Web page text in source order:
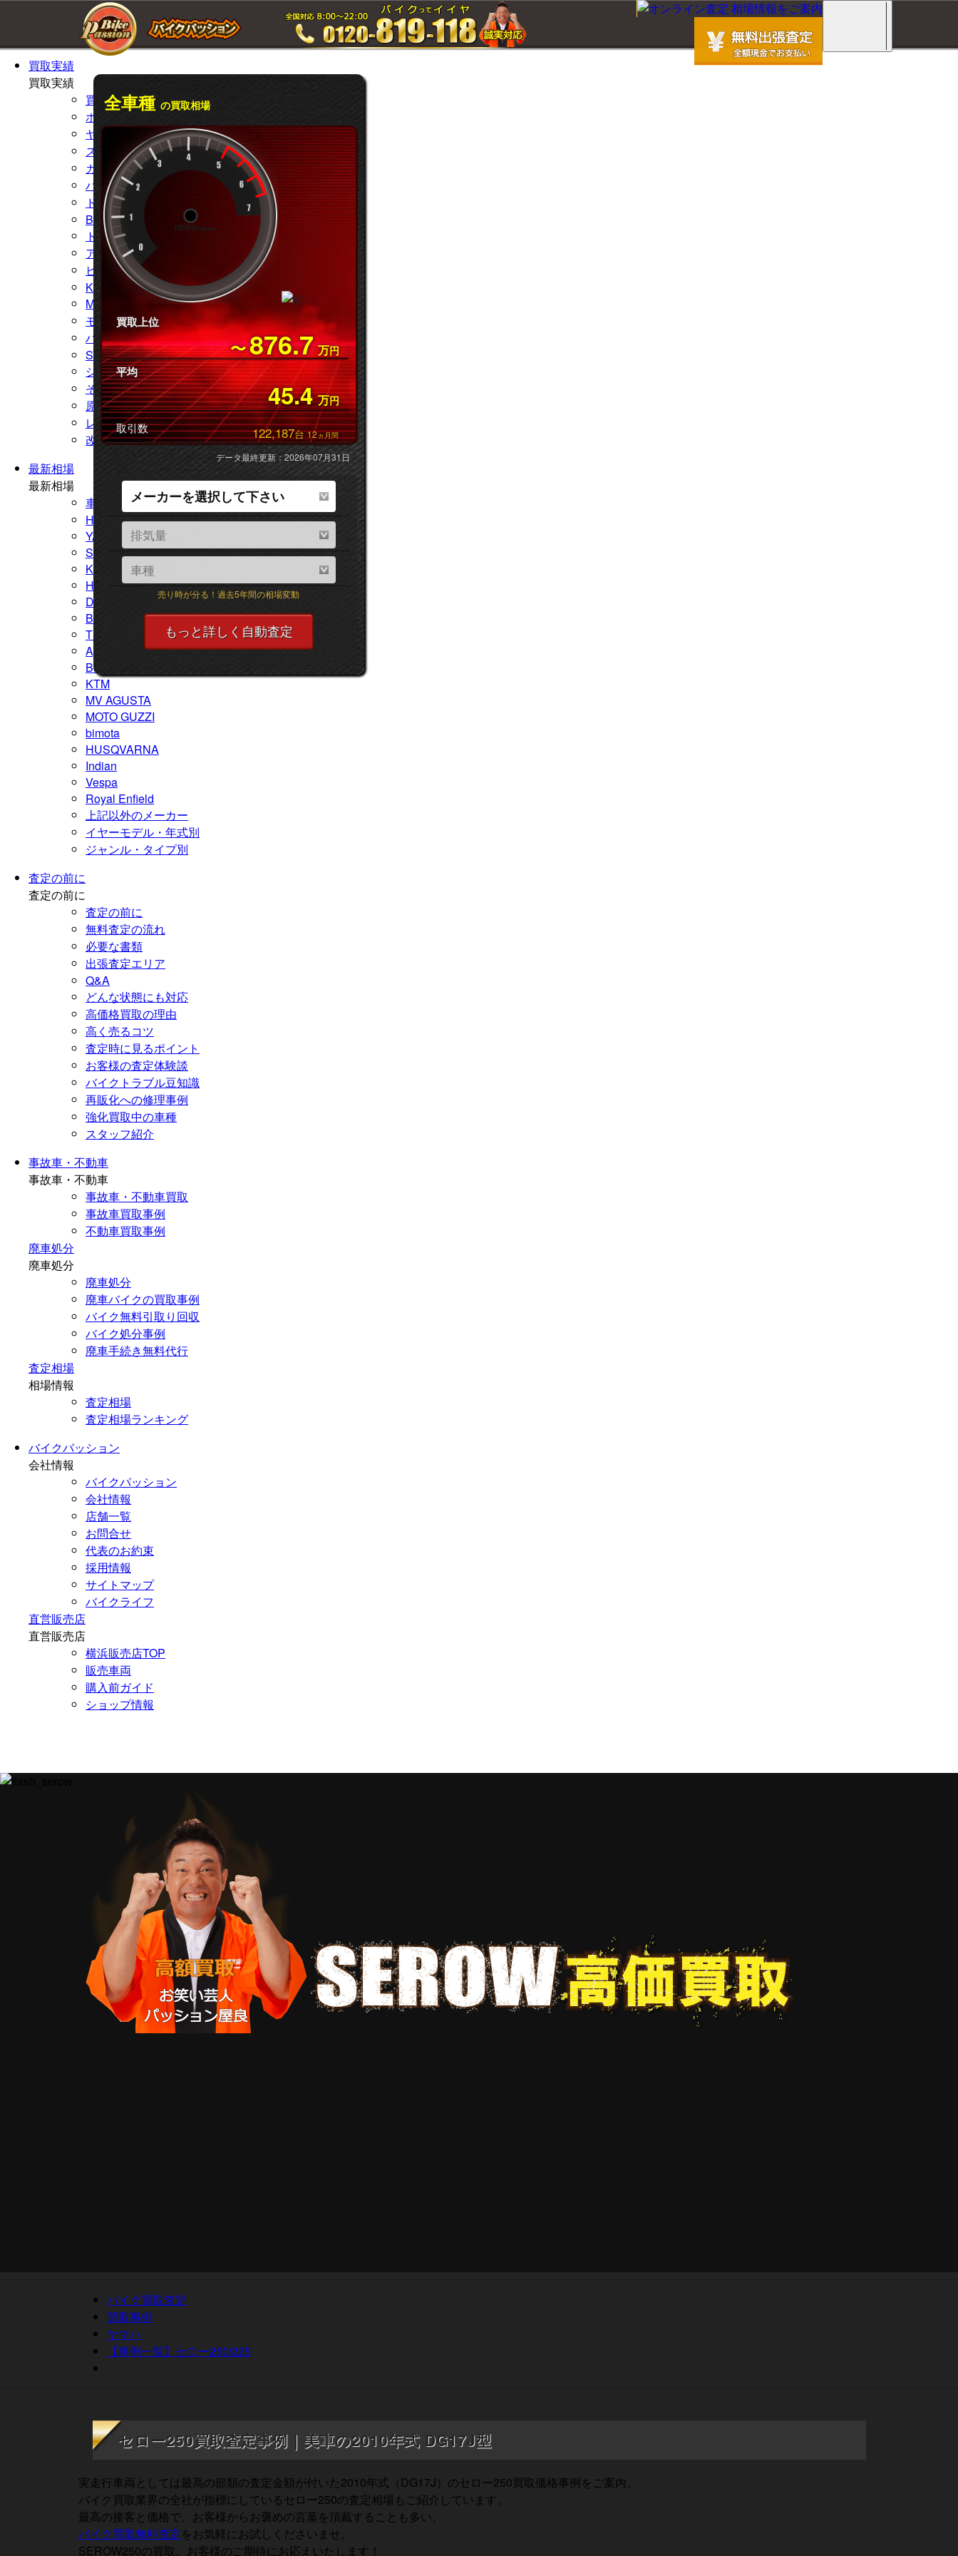
ホームページ
ホームページ
買取実績
買取実績
買取実例TOP
ホンダ
ヤマハ
スズキ
カワサキ
ハーレー
ドゥカティ
BMW
トライアンフ
アプリリア
ビューエル
KTM
MVアグスタ
モトグッチ
ハスクバーナ
SYM
ジレラ
その他メーカー
原付 スクーター
レーサー 競技用バイク
改造 カスタムバイク
最新相場
最新相場
車種別の最新相場
HONDA
YAMAHA
SUZUKI
KAWASAKI
HARLEY Davidson
DUCATI
BMW
TRIUMPH
Aprilia
Buell
KTM
MV AGUSTA
MOTO GUZZI
bimota
HUSQVARNA
Indian
Vespa
Royal Enfield
上記以外のメーカー
イヤーモデル・年式別
ジャンル・タイプ別
査定の前に
査定の前に
査定の前に
無料査定の流れ
必要な書類
出張査定エリア
Q&A
どんな状態にも対応
高価格買取の理由
高く売るコツ
査定時に見るポイント
お客様の査定体験談
バイクトラブル豆知識
再販化への修理事例
強化買取中の車種
スタッフ紹介
事故車・不動車
事故車・不動車
事故車・不動車買取
事故車買取事例
不動車買取事例
廃車処分
廃車処分
廃車処分
廃車バイクの買取事例
バイク無料引取り回収
バイク処分事例
廃車手続き無料代行
査定相場
相場情報
査定相場
査定相場ランキング
バイクパッション
会社情報
バイクパッション
会社情報
店舗一覧
お問合せ
代表のお約束
採用情報
サイトマップ
バイクライフ
直営販売店
直営販売店
横浜販売店TOP
販売車両
購入前ガイド
ショップ情報
全車種 の買取相場
買取上位
〜876.7 万円
平均
45.4 万円
取引数 122,187台12ヵ月間
データ最終更新：2026年07月31日
売り時が分る！過去5年間の相場変動
バイク買取査定
買取事例
ヤマハ
【事例一覧】セロー250/225
セロー250買取査定事例｜美車の2010年式 DG17J型
実走行車両としては最高の部類の査定金額が付いた2010年式（DG17J）のセロー250買取価格事例をご案内。
バイク買取業界の全社が指標にしているセロー250の査定相場もご紹介しています。
最高の接客と価格で、お客様からお褒めの言葉を頂戴することも多い、
バイク買取無料査定をお気軽にお試しくださいませ。
SEROW250の買取。お客様のご期待にお応えいたします！